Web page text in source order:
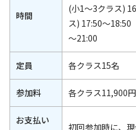
時間
(小1～3クラス)
ス) 17:50～
～21:00
定員 各クラス15名
参加料 各クラス11,900円
お支払い
初回参加時に、